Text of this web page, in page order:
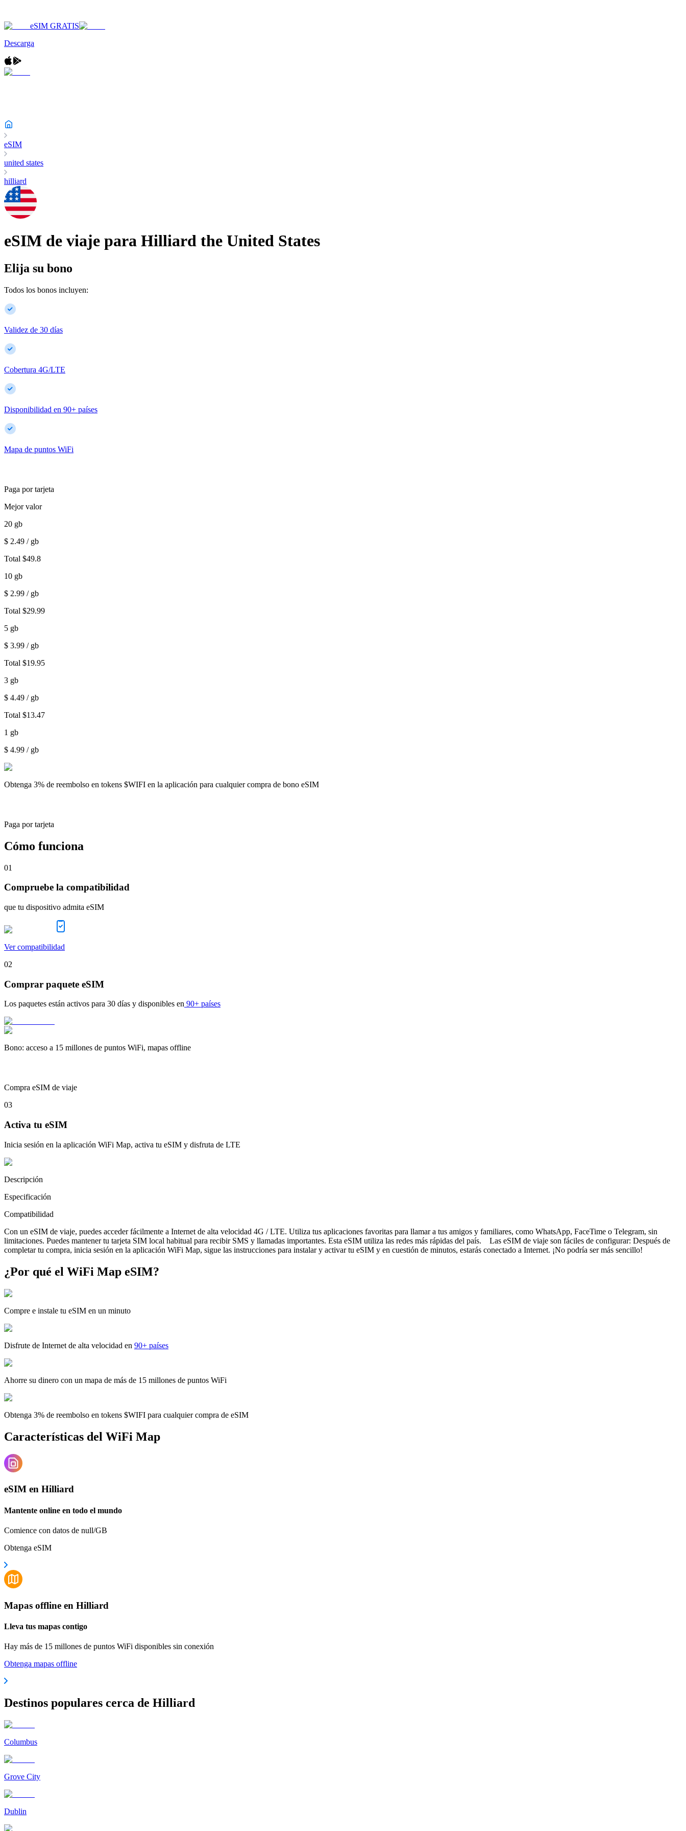
eSIM GRATIS
Descarga
eSIM
united states
hilliard
eSIM de viaje para Hilliard the United States
Elija su bono
Todos los bonos incluyen:
Validez de 30 días
Cobertura 4G/LTE
Disponibilidad en 90+ países
Mapa de puntos WiFi
Paga por tarjeta
Mejor valor
20 gb
$ 2.49 / gb
Total $49.8
10 gb
$ 2.99 / gb
Total $29.99
5 gb
$ 3.99 / gb
Total $19.95
3 gb
$ 4.49 / gb
Total $13.47
1 gb
$ 4.99 / gb
Obtenga 3% de reembolso en tokens $WIFI en la aplicación para cualquier compra de bono eSIM
Paga por tarjeta
Cómo funciona
01
Compruebe la compatibilidad
que tu dispositivo admita eSIM
Ver compatibilidad
02
Comprar paquete eSIM
Los paquetes están activos para 30 días y disponibles en 90+ países
Bono: acceso a 15 millones de puntos WiFi, mapas offline
Compra eSIM de viaje
03
Activa tu eSIM
Inicia sesión en la aplicación WiFi Map, activa tu eSIM y disfruta de LTE
Descripción
Especificación
Compatibilidad
Con un eSIM de viaje, puedes acceder fácilmente a Internet de alta velocidad 4G / LTE. Utiliza tus aplicaciones favoritas para llamar a tus amigos y familiares, como WhatsApp, FaceTime o Telegram, sin
limitaciones. Puedes mantener tu tarjeta SIM local habitual para recibir SMS y llamadas importantes. Esta eSIM utiliza las redes más rápidas del país. Las eSIM de viaje son fáciles de configurar: Después de
completar tu compra, inicia sesión en la aplicación WiFi Map, sigue las instrucciones para instalar y activar tu eSIM y en cuestión de minutos, estarás conectado a Internet. ¡No podría ser más sencillo!
¿Por qué el WiFi Map eSIM?
Compre e instale tu eSIM en un minuto
Disfrute de Internet de alta velocidad en 90+ países
Ahorre su dinero con un mapa de más de 15 millones de puntos WiFi
Obtenga 3% de reembolso en tokens $WIFI para cualquier compra de eSIM
Características del WiFi Map
eSIM en Hilliard
Mantente online en todo el mundo
Comience con datos de null/GB
Obtenga eSIM
Mapas offline en Hilliard
Lleva tus mapas contigo
Hay más de 15 millones de puntos WiFi disponibles sin conexión
Obtenga mapas offline
Destinos populares cerca de Hilliard
Columbus
Grove City
Dublin